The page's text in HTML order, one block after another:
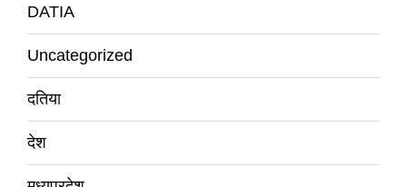
DATIA
Uncategorized
दतिया
देश